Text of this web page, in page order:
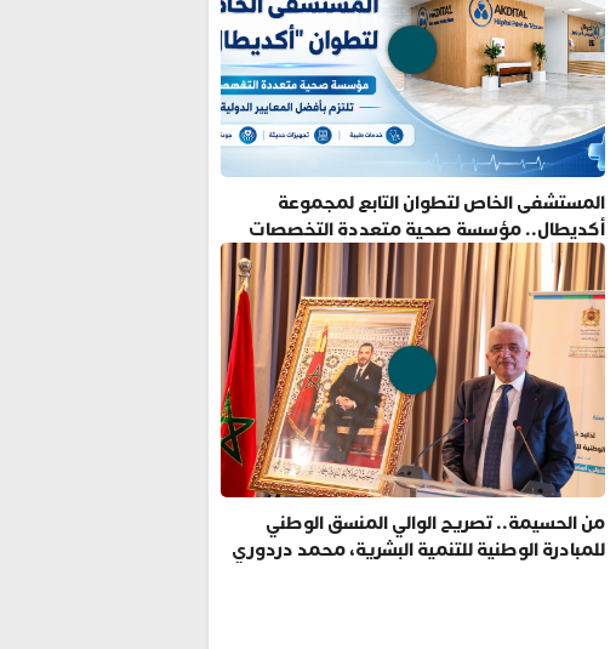
المستشفى الخاص لتطوان التابع لمجموعة
أكديطال.. مؤسسة صحية متعددة التخصصات
تلتزم بأفضل المعايير الدولية
من الحسيمة.. تصريح الوالي المنسق الوطني
للمبادرة الوطنية للتنمية البشرية، محمد دردوري